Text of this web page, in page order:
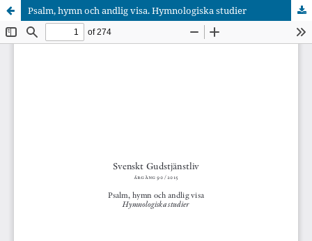
Psalm, hymn och andlig visa. Hymnologiska studier